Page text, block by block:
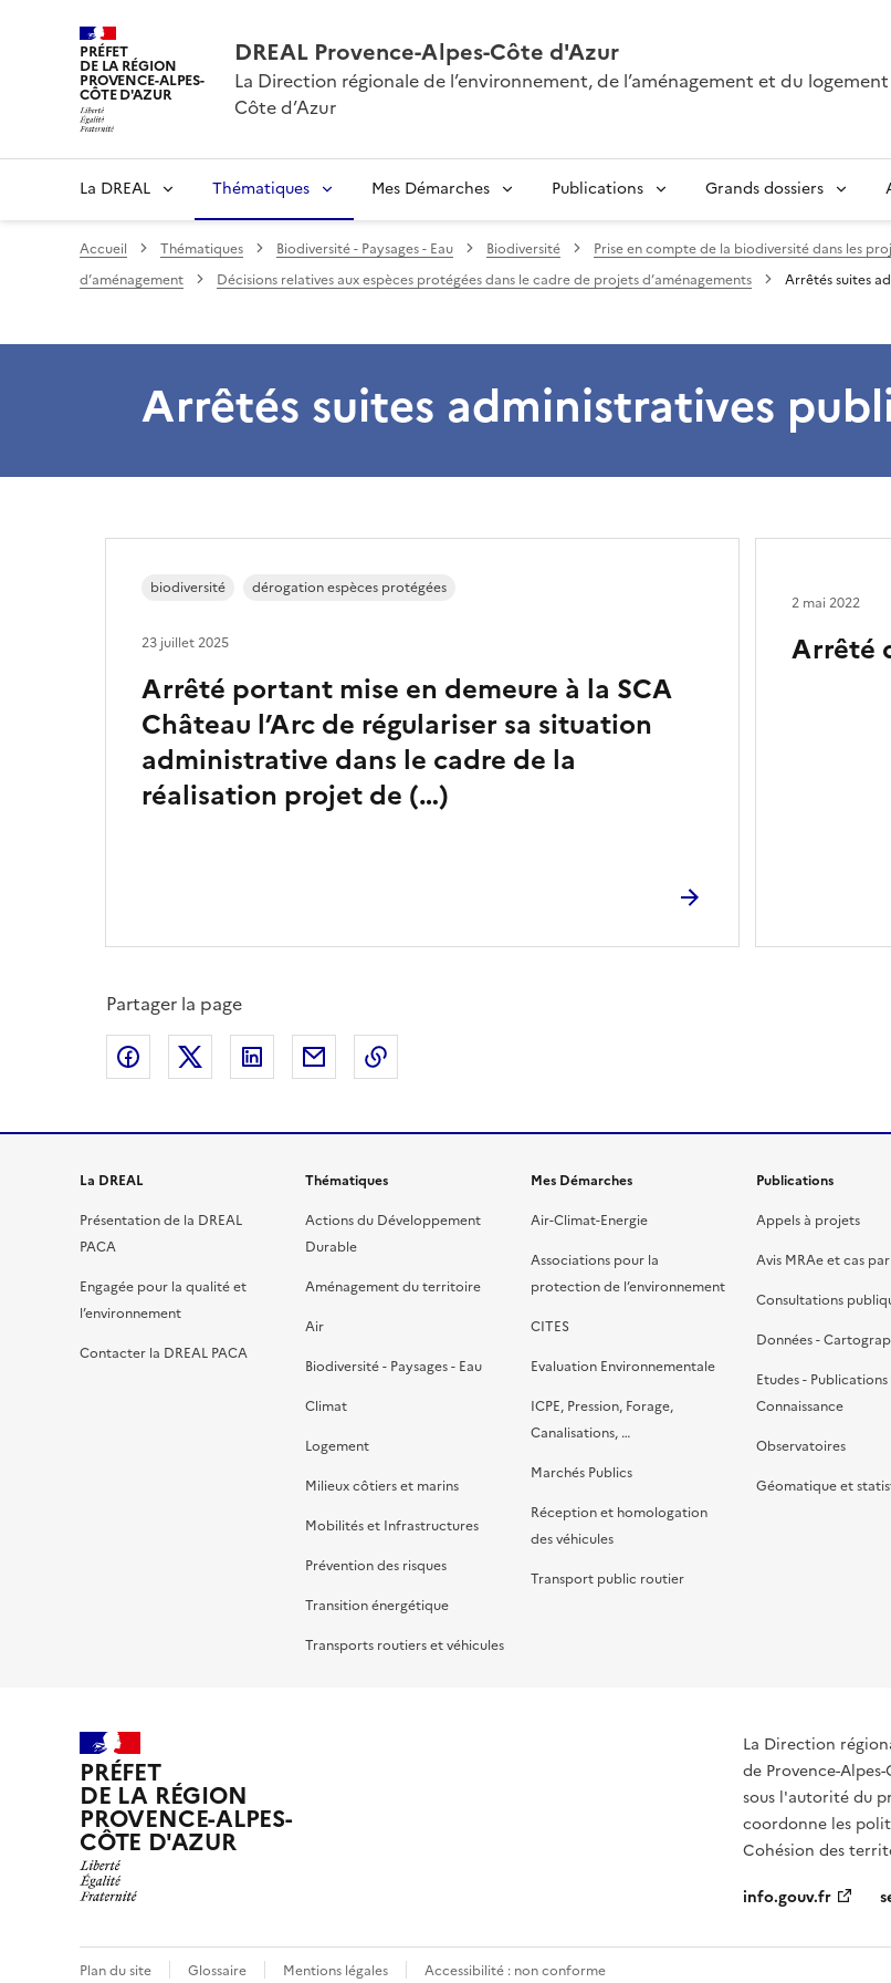
PRÉFET
DE LA RÉGION
PROVENCE-ALPES-
CÔTE D'AZUR
DREAL Provence-Alpes-Côte d'Azur
La Direction régionale de l’environnement, de l’aménagement et du
Côte d’Azur
La DREAL Thématiques Mes Démarches Publications Grands dossiers
Accueil Thématiques Biodiversité - Paysages - Eau Biodiversité Prise en compte de la biodiversité dans les
d’aménagement
Décisions relatives aux espèces protégées dans le cadre de projets d’aménagements Arrêtés suites
Arrêtés suites administratives
Arrêté portant mise en demeure à la SCA
Château l’Arc de régulariser sa situation
administrative dans le cadre de la
réalisation projet de (…)
biodiversité dérogation espèces protégées
23 juillet 2025 Arrêté
2 mai 2022
Partager la page
Partager sur Facebook
Partager sur XPartager sur LinkedIn
Partager par email
La DREAL
Présentation de la DREAL
PACA
Engagée pour la qualité et
l’environnement
Contacter la DREAL PACA
Thématiques
Actions du Développement
Durable
Aménagement du territoire
Air
Biodiversité - Paysages - Eau
Climat
Logement
Milieux côtiers et marins
Mobilités et Infrastructures
Prévention des risques
Transition énergétique
Transports routiers et véhicules
Mes Démarches
Air-Climat-Energie
Associations pour la
protection de l’environnement
CITES
Evaluation Environnementale
ICPE, Pression, Forage,
Canalisations, …
Marchés Publics
Réception et homologation
des véhicules
Transport public routier
Publications
Appels à projets
Avis MRAe et cas
Consultations
Données -
Etudes - Publications
Connaissance
Observatoires
Géomatique et
PRÉFET
DE LA RÉGION
PROVENCE-ALPES-
CÔTE D'AZUR
La Direction
de Provence-
sous l'autorité du
coordonne les
Cohésion des
info.gouv.fr
Plan du site Glossaire Mentions légales Accessibilité : non conforme